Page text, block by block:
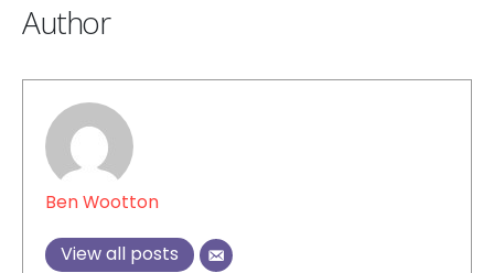
Author
Ben Wootton
View all posts